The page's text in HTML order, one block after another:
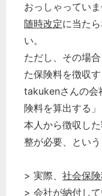
おっしゃってい
随時改定に当た
い。
ただし、その場合
た保険料を徴収す
takukenさんの会
険料を算出する
本人から徴収し
整が必要、という
> 実際、 社会保
> 会社が納付し
どのカ
選択し
税務
企業